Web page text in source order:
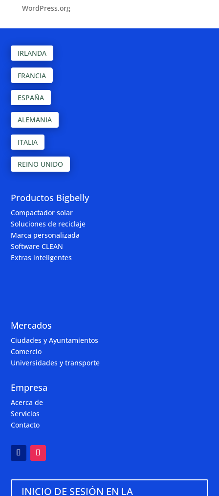
WordPress.org
IRLANDA
FRANCIA
ESPAÑA
ALEMANIA
ITALIA
REINO UNIDO
Productos Bigbelly
Compactador solar
Soluciones de reciclaje
Marca personalizada
Software CLEAN
Extras inteligentes
Mercados
Ciudades y Ayuntamientos
Comercio
Universidades y transporte
Empresa
Acerca de
Servicios
Contacto
INICIO DE SESIÓN EN LA